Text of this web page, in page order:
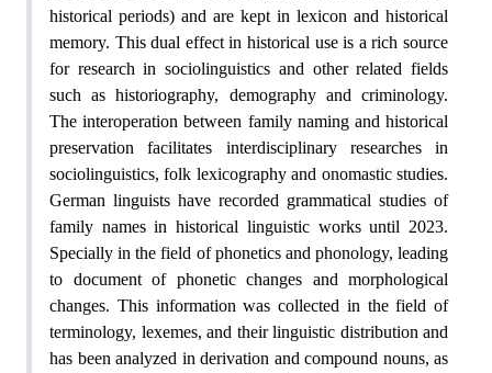
historical periods) and are kept in lexicon and historical
memory. This dual effect in historical use is a rich source
for research in sociolinguistics and other related fields
such as historiography, demography and criminology.
The interoperation between family naming and historical
preservation facilitates interdisciplinary researches in
sociolinguistics, folk lexicography and onomastic studies.
German linguists have recorded grammatical studies of
family names in historical linguistic works until 2023.
Specially in the field of phonetics and phonology, leading
to document of phonetic changes and morphological
changes. This information was collected in the field of
terminology, lexemes, and their linguistic distribution and
has been analyzed in derivation and compound nouns, as